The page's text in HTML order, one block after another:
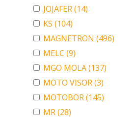
JOJAFER(14)
KS (104)
MAGNETRON (496)
MELC (9)
MGO MOLA(137)
MOTO VISOR(3)
MOTOBOR(145)
MR(28)